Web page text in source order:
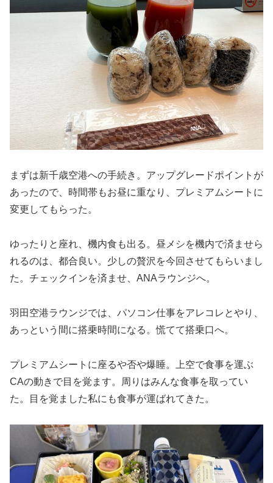
まずは新千歳空港への手続き。アップグレードポイントが
あったので、時間帯もお昼に重なり、プレミアムシートに
変更してもらった。
ゆったりと座れ、機内食も出る。昼メシを機内で済ませら
れるのは、都合良い。少しの贅沢を今回させてもらいまし
た。チェックインを済ませ、ANAラウンジへ。
羽田空港ラウンジでは、パソコン仕事をアレコレとやり、
あっという間に搭乗時間になる。慌てて搭乗口へ。
プレミアムシートに座るや否や爆睡。上空で食事を運ぶ
CAの動きで目を覚ます。周りはみんな食事を取ってい
た。目を覚ました私にも食事が運ばれてきた。